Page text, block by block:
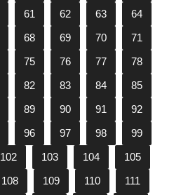
61 62 63
64
68 69 70
71
75 76 77
78
82 83 84
85
89 90 91
92
96 97 98
99
102 103 104
105
108 109 110
111